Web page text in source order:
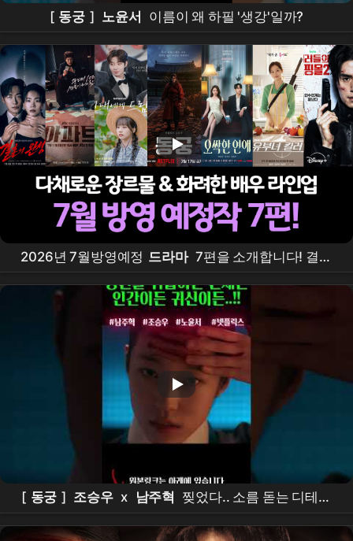
[ 동궁 ] 노윤서 이름이 왜 하필 '생강'일까?
2026년 7월방영예정 드라마 7편을 소개합니다! 결혼
의완성, 아파트 , 그대에게드림, 동궁 , 오싹한연애, 유
부녀킬러, 킬리들의쇼핑몰시즌2 #7월 드라마
#7월방영 드라마
[ 동궁 ] 조승우 x 남주혁
찢었다.. 소름 돋는 디테일
ㄷㄷ 넷플릭스 신작 [ 동궁 ] 티저 정밀 분석!이건 재미
있는 건 다 있는데??? #the east palace # netflix